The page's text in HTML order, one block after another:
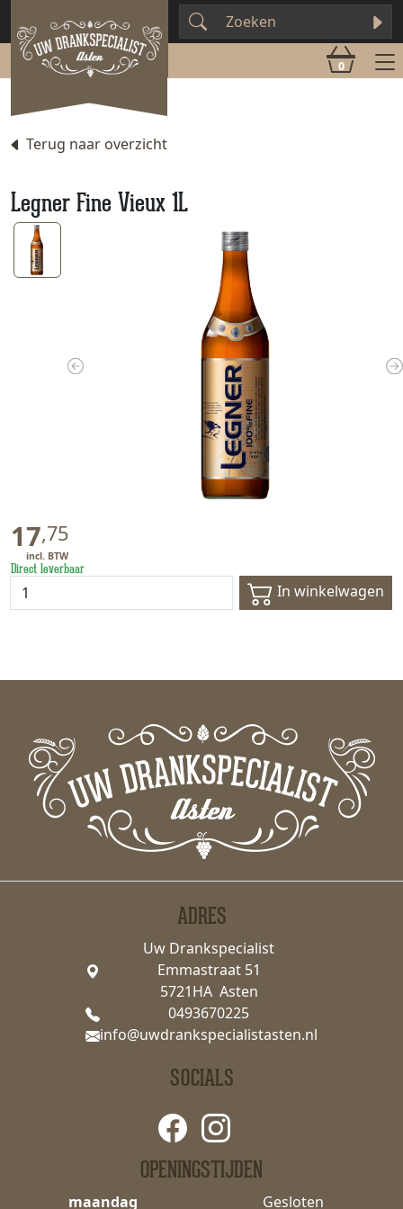
0
Terug naar overzicht
Legner Fine Vieux 1L
Previous
17,75
Direct leverbaar
In winkelwagen
ADRES
Uw Drankspecialist
Emmastraat 51
5721HA Asten
0493670225
info@uwdrankspecialistasten.nl
OPENINGSTIJDEN
maandag Gesloten
SOCIALS